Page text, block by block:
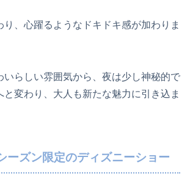
り、心躍るようなドキドキ感が加わりま
いらしい雰囲気から、夜は少し神秘的で
と変わり、大人も新たな魅力に引き込ま
ーズン限定のディズニーショー